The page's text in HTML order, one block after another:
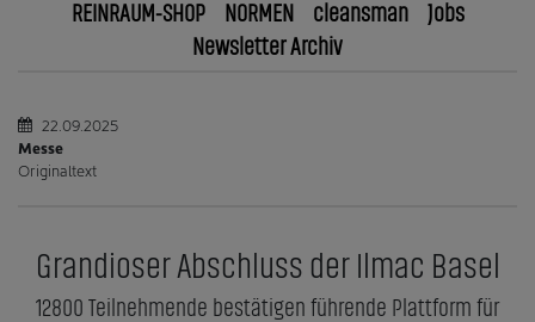
REINRAUM-SHOP
NORMEN cleansman
Jobs
Newsletter Archiv
22.09.2025
Messe
Originaltext
Grandioser Abschluss der Ilmac Basel
12800 Teilnehmende bestätigen führende Plattform für